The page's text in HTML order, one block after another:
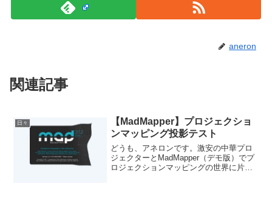
aneron
関連記事
日々
【MadMapper】プロジェクショ
ンマッピング投影テスト
どうも、アネロンです。激安の中華プロ
ジェクターとMadMapper（デモ版）でプ
ロジェクションマッピングの世界に片足